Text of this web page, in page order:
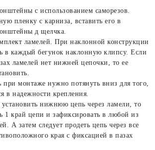
с использованием саморезов.
пленку с карниза, вставить его в
д щелчка.
ламелей. При наклонной конструкции
в каждый бегунок наклонную клипсу. Если
ламелей нет нижней цепочки, то ее
монтаже нужно потянуть вниз для того,
в надежности крепления.
установить нижнюю цепь через ламели, то
1 край цепи и зафиксировать в любой из
А затем следует продеть цепь через все
края с фиксацией в пазах